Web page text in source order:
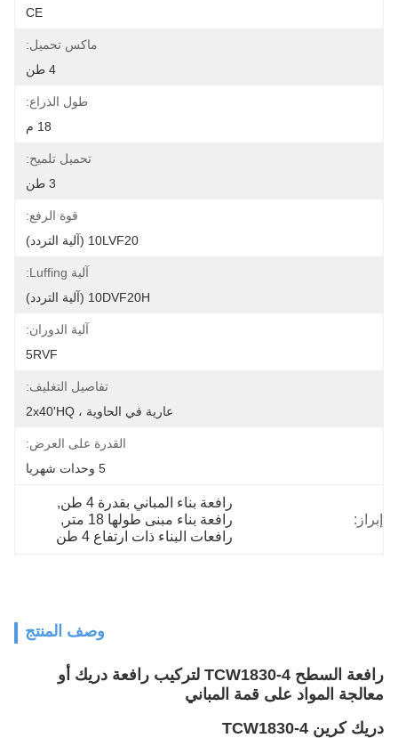
CE
ماكس تحميل:
4 طن
طول الذراع:
18 م
تحميل تلميح:
قوة الرفع:
10LVF20 (آلية التردد)
آلية Luffing:
10DVF20H (آلية التردد)
آلية الدوران:
5RVF
تفاصيل التغليف:
عارية في الحاوية ، 2x40'HQ
القدرة على العرض:
5 وحدات شهريا
إبراز:
رافعة بناء المباني بقدرة 4 طن
,
رافعة بناء مبنى طولها 18 متر
,
رافعات البناء ذات ارتفاع 4 طن
وصف المنتج
رافعة السطح TCW1830-4 لتركيب رافعة دريك أو
معالجة المواد على قمة المباني
دريك كرين TCW1830-4